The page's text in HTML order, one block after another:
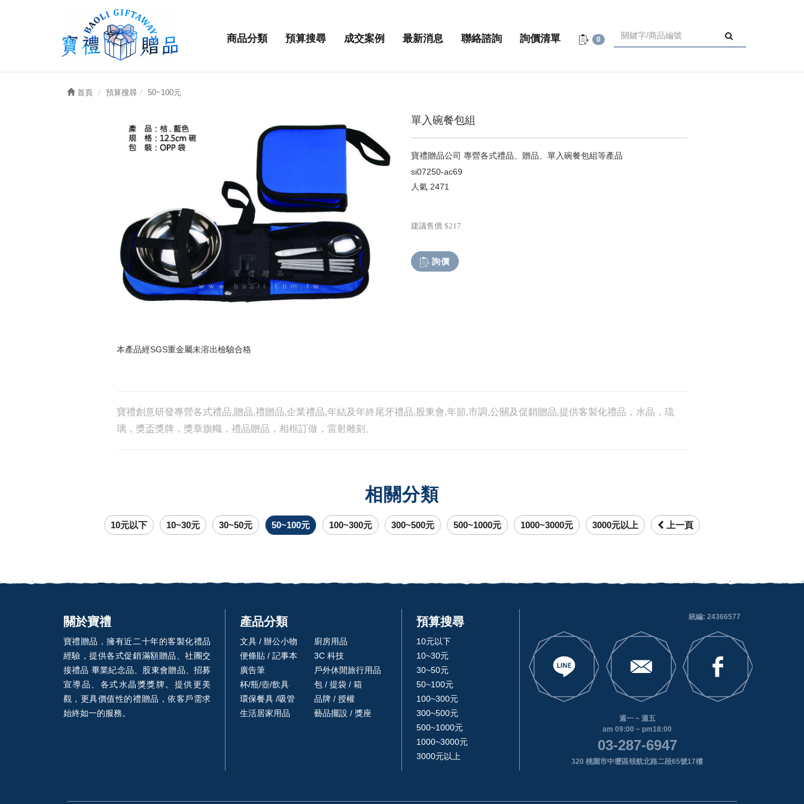
商品分類 預算搜尋 成交案例 最新消息 聯絡諮詢 詢價清單 0
首頁 預算搜尋 50~100元
單入碗餐包組
寶禮贈品公司 專營各式禮品、贈品、單入碗餐包組等產品
si07250-ac69
人氣 2471
建議售價 $217
詢價
本產品經SGS重金屬未溶出檢驗合格
寶禮創意研發專營各式禮品,贈品,禮贈品,企業禮品,年結及年終尾牙禮品,股東會,年節,市調,公關及促銷贈品,提供客製化禮品，水晶，琉
璃，獎盃獎牌，獎章旗幟，禮品贈品，相框訂做，雷射雕刻。
相關分類
10元以下 10~30元 30~50元 50~100元 100~300元 300~500元 500~1000元 1000~3000元 3000元以上 上一頁
關於寶禮
寶禮贈品，擁有近二十年的客製化禮品
經驗，提供各式促銷滿額贈品、社團交
接禮品 畢業紀念品、股東會贈品、招募
宣導品、各式水晶獎獎牌。提供更美
觀，更具價值性的禮贈品，依客戶需求
始終如一的服務。
產品分類
文具 / 辦公小物
便條貼 / 記事本
廣告筆
杯/瓶/壺/飲具
環保餐具 /吸管
生活居家用品
廚房用品
3C 科技
戶外休閒旅行用品
包 / 提袋 / 箱
品牌 / 授權
藝品擺設 / 獎座
預算搜尋
10元以下
10~30元
30~50元
50~100元
100~300元
300~500元
500~1000元
1000~3000元
3000元以上
統編: 24366577
週一 ~ 週五
am 09:00 ~ pm18:00
03-287-6947
320 桃園市中壢區領航北路二段65號17樓